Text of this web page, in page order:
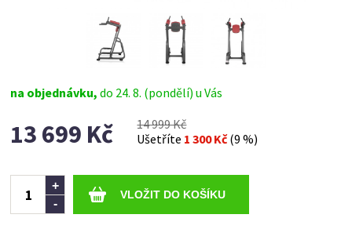
na objednávku,do 24. 8. (pondělí) u Vás
13 699 Kč
14 999 Kč
Ušetříte 1 300 Kč(9 %)
-
+